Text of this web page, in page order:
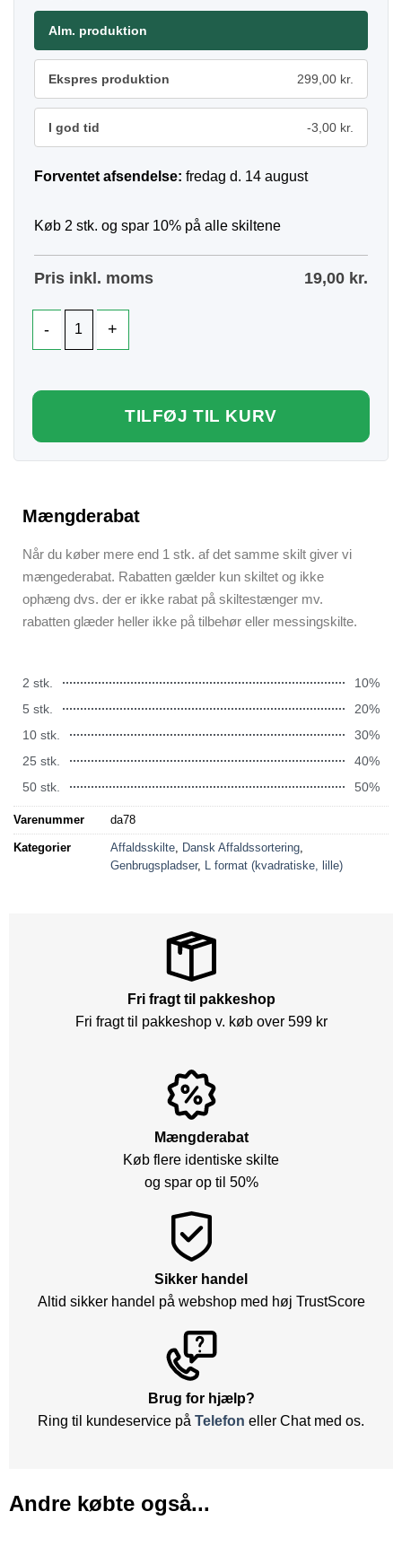
Alm. produktion
Ekspres produktion 299,00 kr.
I god tid -3,00 kr.
Forventet afsendelse: fredag d. 14 august
Køb 2 stk. og spar 10% på alle skiltene
Pris inkl. moms 19,00 kr.
TILFØJ TIL KURV
Mængderabat
Når du køber mere end 1 stk. af det samme skilt giver vi
mængederabat. Rabatten gælder kun skiltet og ikke
ophæng dvs. der er ikke rabat på skiltestænger mv.
rabatten glæder heller ikke på tilbehør eller messingskilte.
2 stk.
10%
5 stk.
20%
10 stk.
30%
25 stk.
40%
50 stk.
50%
Varenummer da78
Kategorier Affaldsskilte, Dansk Affaldssortering,
Genbrugspladser, L format (kvadratiske, lille)
Fri fragt til pakkeshop
Fri fragt til pakkeshop v. køb over 599 kr
Mængderabat
Køb flere identiske skilte
og spar op til 50%
Sikker handel
Altid sikker handel på webshop med høj TrustScore
Brug for hjælp?
Ring til kundeservice på Telefon eller Chat med os.
Andre købte også...